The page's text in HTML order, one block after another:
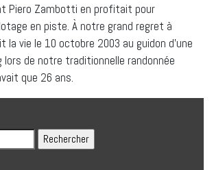
Piero Zambotti en profitait pour
en piste. À notre grand regret à
la vie le 10 octobre 2003 au guidon d’une
lors de notre traditionnelle randonnée
que 26 ans.